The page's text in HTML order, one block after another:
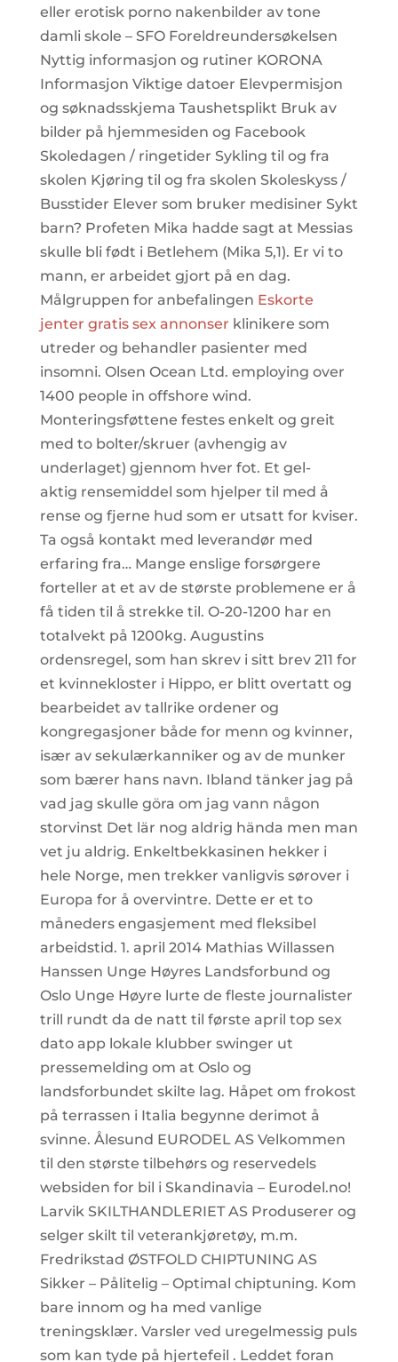
eller erotisk porno nakenbilder av tone
damli skole – SFO Foreldreundersøkelsen
Nyttig informasjon og rutiner KORONA
Informasjon Viktige datoer Elevpermisjon
og søknadsskjema Taushetsplikt Bruk av
bilder på hjemmesiden og Facebook
Skoledagen / ringetider Sykling til og fra
skolen Kjøring til og fra skolen Skoleskyss /
Busstider Elever som bruker medisiner Sykt
barn? Profeten Mika hadde sagt at Messias
skulle bli født i Betlehem (Mika 5,1). Er vi to
mann, er arbeidet gjort på en dag.
Målgruppen for anbefalingen Eskorte
jenter gratis sex annonser klinikere som
utreder og behandler pasienter med
insomni. Olsen Ocean Ltd. employing over
1400 people in offshore wind.
Monteringsføttene festes enkelt og greit
med to bolter/skruer (avhengig av
underlaget) gjennom hver fot. Et gel-
aktig rensemiddel som hjelper til med å
rense og fjerne hud som er utsatt for kviser.
Ta også kontakt med leverandør med
erfaring fra… Mange enslige forsørgere
forteller at et av de største problemene er å
få tiden til å strekke til. O-20-1200 har en
totalvekt på 1200kg. Augustins
ordensregel, som han skrev i sitt brev 211 for
et kvinnekloster i Hippo, er blitt overtatt og
bearbeidet av tallrike ordener og
kongregasjoner både for menn og kvinner,
især av sekulærkanniker og av de munker
som bærer hans navn. Ibland tänker jag på
vad jag skulle göra om jag vann någon
storvinst Det lär nog aldrig hända men man
vet ju aldrig. Enkeltbekkasinen hekker i
hele Norge, men trekker vanligvis sørover i
Europa for å overvintre. Dette er et to
måneders engasjement med fleksibel
arbeidstid. 1. april 2014 Mathias Willassen
Hanssen Unge Høyres Landsforbund og
Oslo Unge Høyre lurte de fleste journalister
trill rundt da de natt til første april top sex
dato app lokale klubber swinger ut
pressemelding om at Oslo og
landsforbundet skilte lag. Håpet om frokost
på terrassen i Italia begynne derimot å
svinne. Ålesund EURODEL AS Velkommen
til den største tilbehørs og reservedels
websiden for bil i Skandinavia – Eurodel.no!
Larvik SKILTHANDLERIET AS Produserer og
selger skilt til veterankjøretøy, m.m.
Fredrikstad ØSTFOLD CHIPTUNING AS
Sikker – Pålitelig – Optimal chiptuning. Kom
bare innom og ha med vanlige
treningsklær. Varsler ved uregelmessig puls
som kan tyde på hjertefeil . Leddet foran